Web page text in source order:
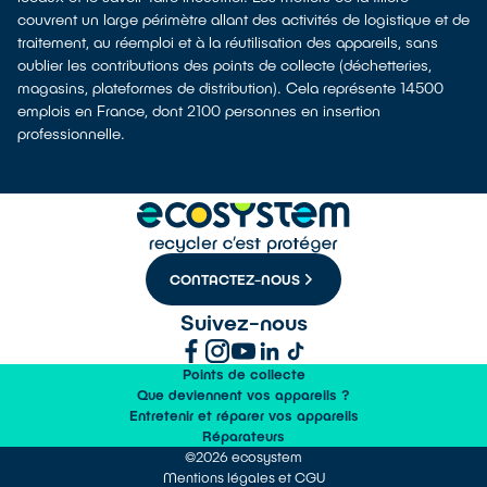
couvrent un large périmètre allant des activités de logistique et de
traitement, au réemploi et à la réutilisation des appareils, sans
oublier les contributions des points de collecte (déchetteries,
magasins, plateformes de distribution). Cela représente 14500
emplois en France, dont 2100 personnes en insertion
professionnelle.
CONTACTEZ-NOUS
Suivez-nous
Points de collecte
Que deviennent vos appareils ?
Entretenir et réparer vos appareils
Réparateurs
©2026 ecosystem
Mentions légales et CGU